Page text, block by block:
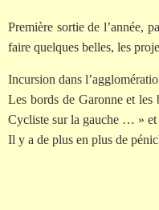
Première sortie de l’année,
faire quelques belles, les
Incursion dans
Les bords de Garonne et les
Cycliste sur la gauche … » et
Il y a de plus en plus de